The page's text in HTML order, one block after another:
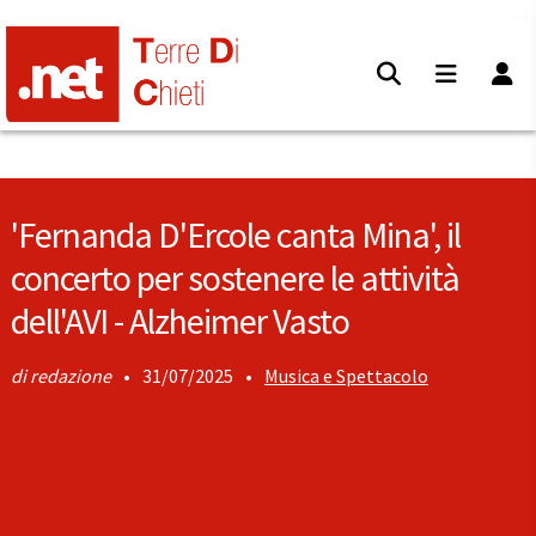
'Fernanda D'Ercole canta Mina', il
concerto per sostenere le attività
dell'AVI - Alzheimer Vasto
redazione • 31/07/2025 • Musica e Spettacolo